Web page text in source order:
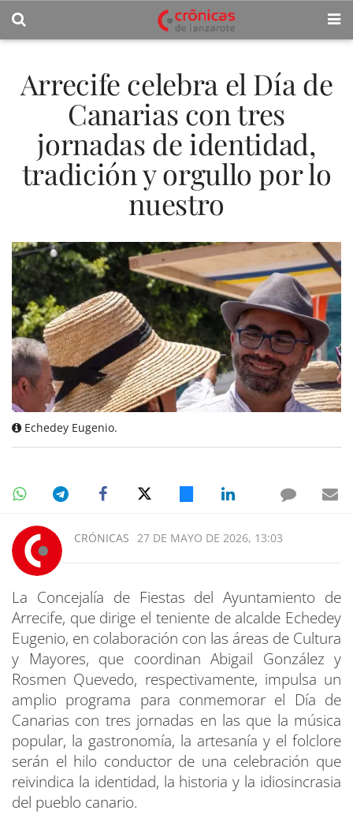
Arrecife celebra el Día de
Canarias con tres
jornadas de identidad,
tradición y orgullo por lo
nuestro
Echedey Eugenio.
CRÓNICAS 27 DE MAYO DE 2026, 13:03
La Concejalía de Fiestas del Ayuntamiento de
Arrecife, que dirige el teniente de alcalde Echedey
Eugenio, en colaboración con las áreas de Cultura
y Mayores, que coordinan Abigail González y
Rosmen Quevedo, respectivamente, impulsa un
amplio programa para conmemorar el Día de
Canarias con tres jornadas en las que la música
popular, la gastronomía, la artesanía y el folclore
serán el hilo conductor de una celebración que
reivindica la identidad, la historia y la idiosincrasia
del pueblo canario.